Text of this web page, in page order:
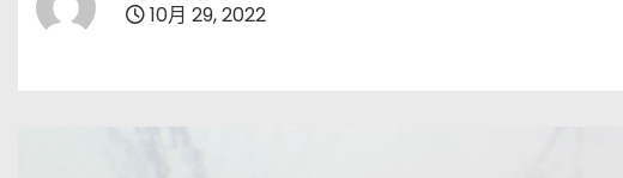
10月 29, 2022